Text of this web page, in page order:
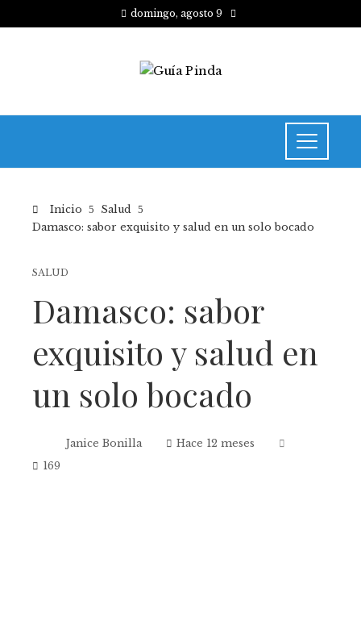
domingo, agosto 9
Inicio
Salud
Damasco: sabor exquisito y salud en un solo bocado
SALUD
Damasco: sabor
exquisito y salud en
un solo bocado
Janice Bonilla
Hace 12 meses
169